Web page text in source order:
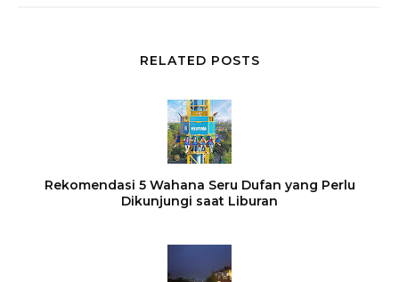
RELATED POSTS
Rekomendasi 5 Wahana Seru Dufan yang Perlu
Dikunjungi saat Liburan